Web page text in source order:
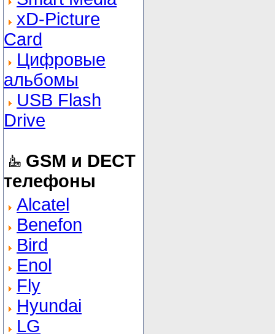
xD-Picture
Card
Цифровые
альбомы
USB Flash
Drive
GSM и DECT
телефоны
Alcatel
Benefon
Bird
Enol
Fly
Hyundai
LG